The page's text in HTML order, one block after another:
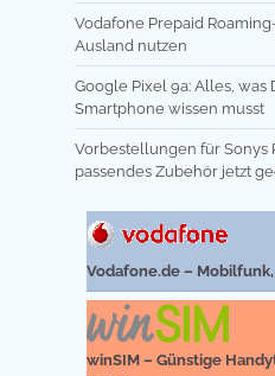
Vodafone Prepaid
Ausland nutzen
Google Pixel 9a: Alles,
Smartphone wissen musst
Vorbestellungen für Sonys
passendes Zubehör jetzt
Vodafone.de –
winSIM – Günstige